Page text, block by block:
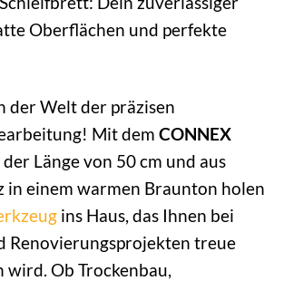
Oberflächen und perfekte
der Welt der präzisen
Mit dem CONNEX
der Länge von 50 cm und aus
in einem warmen Braunton holen
ins Haus, das Ihnen bei
Renovierungsprojekten treue
wird. Ob Trockenbau,